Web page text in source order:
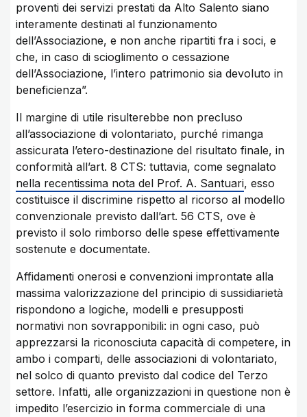
proventi dei servizi prestati da Alto Salento siano
interamente destinati al funzionamento
dell’Associazione, e non anche ripartiti fra i soci, e
che, in caso di scioglimento o cessazione
dell’Associazione, l’intero patrimonio sia devoluto in
beneficienza”.
Il margine di utile risulterebbe non precluso
all’associazione di volontariato, purché rimanga
assicurata l’etero-destinazione del risultato finale, in
conformità all’art. 8 CTS: tuttavia, come segnalato
nella recentissima nota del Prof. A. Santuari, esso
costituisce il discrimine rispetto al ricorso al modello
convenzionale previsto dall’art. 56 CTS, ove è
previsto il solo rimborso delle spese effettivamente
sostenute e documentate.
Affidamenti onerosi e convenzioni improntate alla
massima valorizzazione del principio di sussidiarietà
rispondono a logiche, modelli e presupposti
normativi non sovrapponibili: in ogni caso, può
apprezzarsi la riconosciuta capacità di competere, in
ambo i comparti, delle associazioni di volontariato,
nel solco di quanto previsto dal codice del Terzo
settore. Infatti, alle organizzazioni in questione non è
impedito l’esercizio in forma commerciale di una